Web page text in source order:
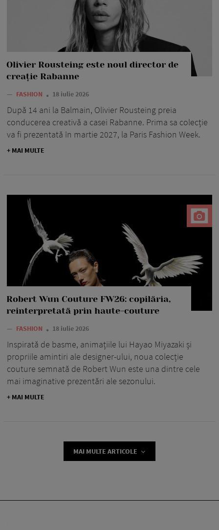
Olivier Rousteing este noul director de
creație Rabanne
— FASHION 18 iulie 2026
După 14 ani la Balmain, Olivier Rousteing preia
conducerea creativă a casei Rabanne. Prima sa colecție
va fi prezentată în martie 2027, la Paris Fashion Week.
+ MAI MULTE
Robert Wun Couture FW26: copilăria,
reinterpretată prin haute-couture
— FASHION 18 iulie 2026
Inspirată de basme, animațiile lui Hayao Miyazaki și
propriile amintiri ale designer-ului, noua colecție
couture semnată de Robert Wun este una dintre cele
mai imaginative prezentări ale sezonului.
+ MAI MULTE
MAI MULTE ARTICOLE